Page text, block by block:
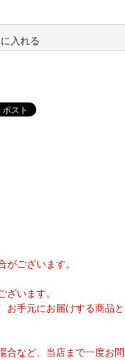
入れる
ございます。
います。
手元にお届けする商品
など、当店まで一度お問